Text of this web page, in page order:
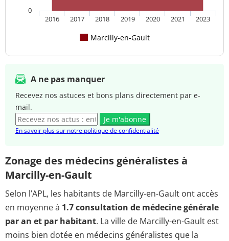
Marcilly-en-Gault
2016 2017 2018 2019 2020 2021 2023
0
A ne pas manquer
Recevez nos astuces et bons plans directement par e-
mail.
Je m'abonne
En savoir plus sur notre politique de confidentialité
Zonage des médecins généralistes à
Marcilly-en-Gault
Selon l’APL, les habitants de Marcilly-en-Gault ont accès
en moyenne à 1.7 consultation de médecine générale
par an et par habitant. La ville de Marcilly-en-Gault est
moins bien dotée en médecins généralistes que la